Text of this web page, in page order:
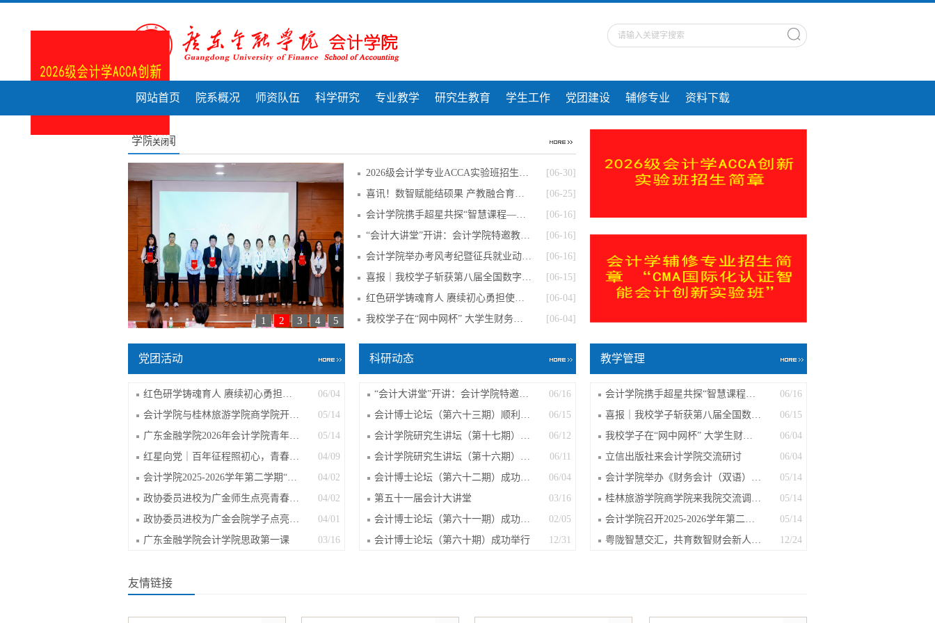
网站首页 院系概况 师资队伍 科学研究 专业教学 研究生教育 学生工作 党团建设 辅修专业 资料下载
学院新闻
1 2 3 4 5
[06-30]
2026级会计学专业ACCA实验班招生简章
[06-25]
喜讯！数智赋能结硕果 产教融合育英才——
[06-16]
会计学院携手超星共探“智慧课程—智慧专业
[06-16]
“会计大讲堂”开讲：会计学院特邀教授级校
[06-16]
会计学院举办考风考纪暨征兵就业动员大会
[06-15]
喜报｜我校学子斩获第八届全国数字贸易技能
[06-04]
红色研学铸魂育人 赓续初心勇担使命——会
[06-04]
我校学子在“网中网杯” 大学生财务决策大
党团活动
06/04
红色研学铸魂育人 赓续初心勇担使命——...
05/14
会计学院与桂林旅游学院商学院开展党建...
05/14
广东金融学院2026年会计学院青年马克思...
04/09
红星向党｜百年征程照初心，青春逐梦践...
04/02
会计学院2025-2026学年第二学期“入党推...
04/02
政协委员进校为广金师生点亮青春航向
04/01
政协委员进校为广金会院学子点亮青春航向
03/16
广东金融学院会计学院思政第一课
科研动态
06/16
“会计大讲堂”开讲：会计学院特邀教授...
06/15
会计博士论坛（第六十三期）顺利举行
06/12
会计学院研究生讲坛（第十七期）成功举行
06/11
会计学院研究生讲坛（第十六期）成功举行
06/04
会计博士论坛（第六十二期）成功举行
03/16
第五十一届会计大讲堂
02/05
会计博士论坛（第六十一期）成功举行
12/31
会计博士论坛（第六十期）成功举行
教学管理
06/16
会计学院携手超星共探“智慧课程—智慧...
06/15
喜报｜我校学子斩获第八届全国数字贸易...
06/04
我校学子在“网中网杯” 大学生财务决策...
06/04
立信出版社来会计学院交流研讨
05/14
会计学院举办《财务会计（双语）》教学...
05/14
桂林旅游学院商学院来我院交流调研，共...
05/14
会计学院召开2025-2026学年第二学期中期...
12/24
粤陇智慧交汇，共育数智财会新人才---广...
友情链接
关闭